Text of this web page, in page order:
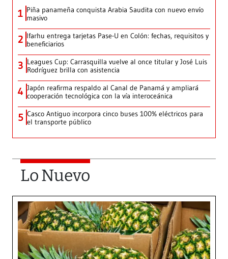
1 Piña panameña conquista Arabia Saudita con nuevo envío
masivo
2 Ifarhu entrega tarjetas Pase-U en Colón: fechas, requisitos y
beneficiarios
3 Leagues Cup: Carrasquilla vuelve al once titular y José Luis
Rodríguez brilla con asistencia
4 Japón reafirma respaldo al Canal de Panamá y ampliará
cooperación tecnológica con la vía interoceánica
5 Casco Antiguo incorpora cinco buses 100% eléctricos para
el transporte público
Lo Nuevo